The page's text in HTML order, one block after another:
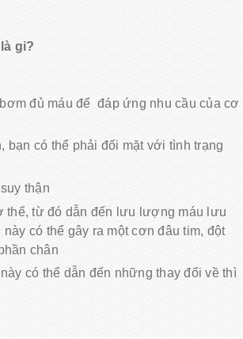
gi?
đủ máu để đáp ứng nhu cầu của cơ
bạn có thể phải đối mặt với tình trạng
thận
thể, từ đó dẫn đến lưu lượng máu lưu
có thể gây ra một cơn đâu tim, đột
chân
có thể dẫn đến những thay đổi về thì